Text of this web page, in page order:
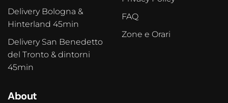
Delivery Bologna &
Hinterland 45min
Delivery San Benedetto
del Tronto & dintorni
45min
FAQ
Zone e Orari
About